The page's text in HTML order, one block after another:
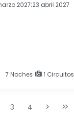
2027;23 abril 2027
7 Noches 1 Circuitos
3 4